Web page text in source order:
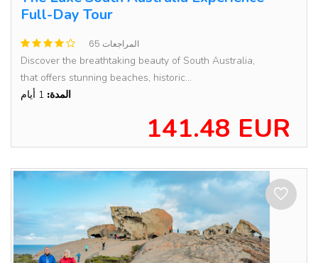
Full-Day Tour
65 المراجعات
Discover the breathtaking beauty of South Australia,
that offers stunning beaches, historic...
المدة:
141.48 EUR